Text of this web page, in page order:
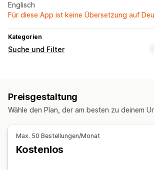
Englisch
Für diese App ist keine Übersetzung auf
Kategorien
Suche und Filter
Display-Anpassung
Preisgestaltung
Wähle den Plan, der am besten zu deinem
Max. 50 Bestellungen/Monat
Kostenlos